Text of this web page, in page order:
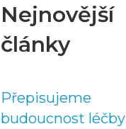
Nejnovější
články
Přepisujeme
budoucnost léčby